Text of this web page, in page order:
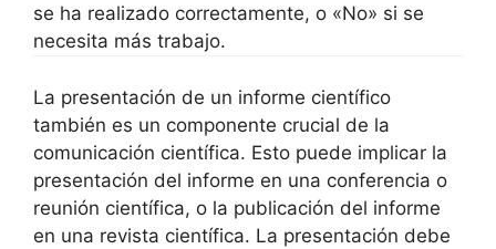
se ha realizado correctamente, o «No» si se
necesita más trabajo.
La presentación de un informe científico
también es un componente crucial de la
comunicación científica. Esto puede implicar la
presentación del informe en una conferencia o
reunión científica, o la publicación del informe
en una revista científica. La presentación debe